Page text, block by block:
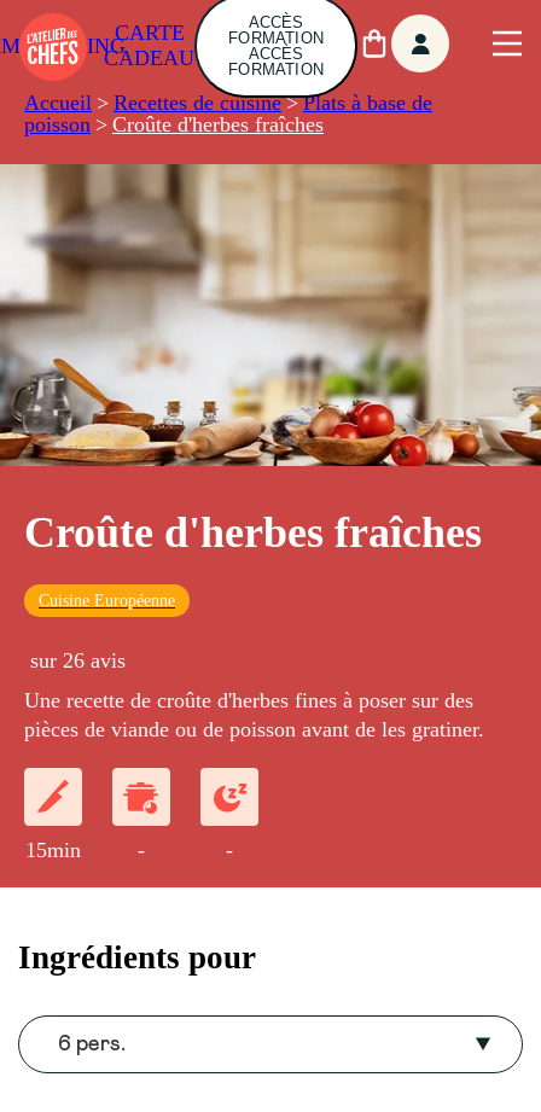
CARTE
CADEAU
ACCÈS
FORMATION
ACCÈS
FORMATION
Accueil > Recettes de cuisine > Plats à base de
poisson > Croûte d'herbes fraîches
Croûte d'herbes fraîches
Cuisine Européenne
sur 26 avis
Une recette de croûte d'herbes fines à poser sur des
pièces de viande ou de poisson avant de les gratiner.
15min - -
Ingrédients pour
6 pers.